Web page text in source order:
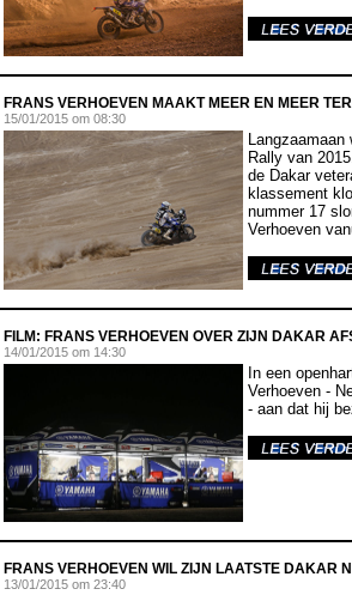
FRANS VERHOEVEN MAAKT MEER EN MEER
15/01/2015 om 08:30
Rally van
de Dakar
klassement
nummer 17
Verhoeven
FILM: FRANS VERHOEVEN OVER ZIJN DAKAR
14/01/2015 om 14:30
In een
Verhoeven -
- aan dat hij
FRANS VERHOEVEN WIL ZIJN LAATSTE DAKAR
13/01/2015 om 23:40